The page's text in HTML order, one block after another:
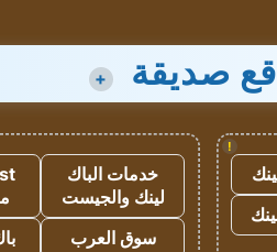
صديقة +
!
خدمات الباك
لينك والجيست
سوق العرب